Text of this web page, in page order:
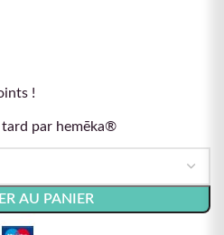
!
tard par hemēka®
AU PANIER